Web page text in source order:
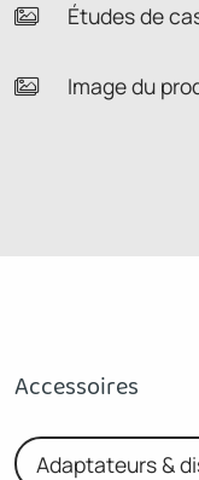
Études de
Image du
Accessoires
Adaptateurs &